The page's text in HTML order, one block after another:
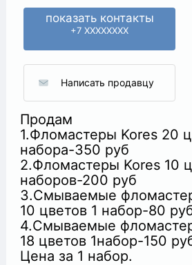
+
показать контакты
+7 XXXXXXXX
Написать продавцу
Продам
1.Фломастеры Kores 20
набора-350 руб
2.Фломастеры Kores 10
наборов-200 руб
3.Смываемые
10 цветов 1 набор-80
4.Смываемые
18 цветов 1набор-150
Цена за 1 набор.